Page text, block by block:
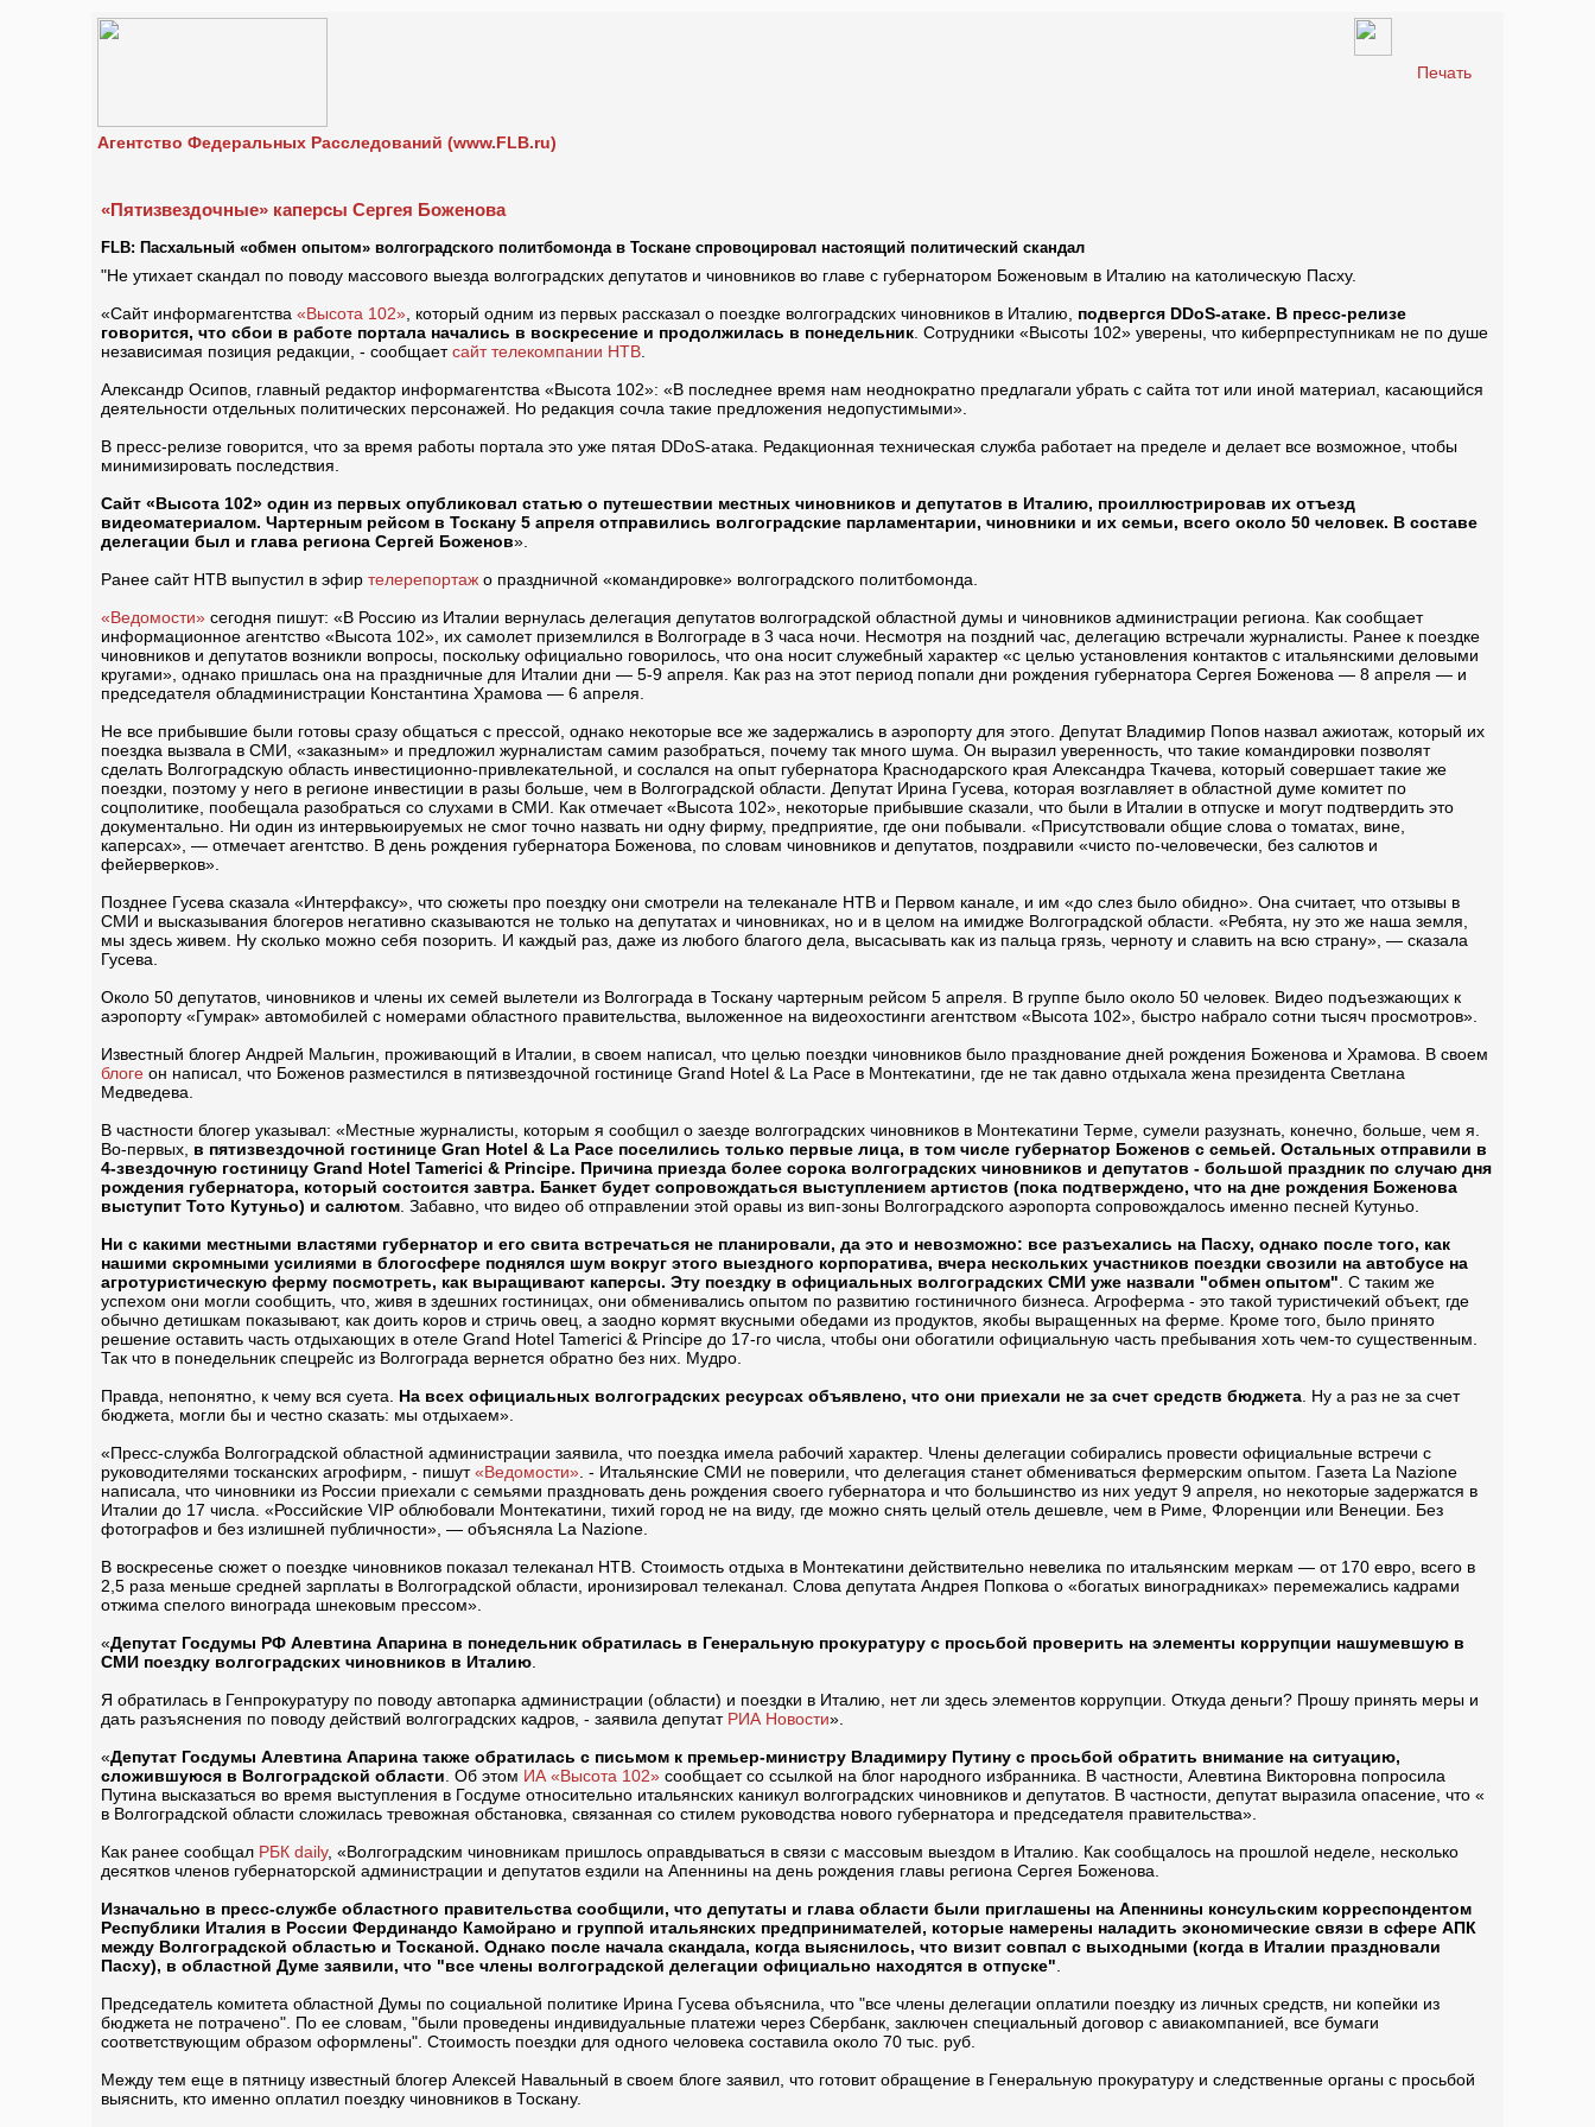
Печать
Агентство Федеральных Расследований (www.FLB.ru)
«Пятизвездочные» каперсы Сергея Боженова
FLB: Пасхальный «обмен опытом» волгоградского политбомонда в Тоскане спровоцировал настоящий политический скандал
"Не утихает скандал по поводу массового выезда волгоградских депутатов и чиновников во главе с губернатором Боженовым в Италию на католическую Пасху.
«Сайт информагентства «Высота 102» , который одним из первых рассказал о поездке волгоградских чиновников в Италию, подвергся DDoS-атаке. В пресс-релизе
говорится, что сбои в работе портала начались в воскресение и продолжилась в понедельник . Сотрудники «Высоты 102» уверены, что киберпреступникам не по душе
независимая позиция редакции, - сообщаетсайт телекомпании НТВ
Александр Осипов, главный редактор информагентства «Высота 102»: «В последнее время нам неоднократно предлагали убрать с сайта тот или иной материал, касающийся
деятельности отдельных политических персонажей. Но редакция сочла такие предложения недопустимыми».
В пресс-релизе говорится, что за время работы портала это уже пятая DDoS-атака. Редакционная техническая служба работает на пределе и делает все возможное, чтобы
минимизировать последствия.
Сайт «Высота 102» один из первых опубликовал статью о путешествии местных чиновников и депутатов в Италию, проиллюстрировав их отъезд
видеоматериалом. Чартерным рейсом в Тоскану 5 апреля отправились волгоградские парламентарии, чиновники и их семьи, всего около 50 человек. В составе
делегации был и глава региона Сергей Боженов».
Ранее сайт НТВ выпустил в эфир телерепортаж о праздничной «командировке» волгоградского политбомонда.
«Ведомости» сегодня пишут: «В Россию из Италии вернулась делегация депутатов волгоградской областной думы и чиновников администрации региона. Как сообщает
информационное агентство «Высота 102», их самолет приземлился в Волгограде в 3 часа ночи. Несмотря на поздний час, делегацию встречали журналисты. Ранее к поездке
чиновников и депутатов возникли вопросы, поскольку официально говорилось, что она носит служебный характер «с целью установления контактов с итальянскими деловыми
кругами», однако пришлась она на праздничные для Италии дни — 5-9 апреля. Как раз на этот период попали дни рождения губернатора Сергея Боженова — 8 апреля — и
председателя обладминистрации Константина Храмова — 6 апреля.
Не все прибывшие были готовы сразу общаться с прессой, однако некоторые все же задержались в аэропорту для этого. Депутат Владимир Попов назвал ажиотаж, который их
поездка вызвала в СМИ, «заказным» и предложил журналистам самим разобраться, почему так много шума. Он выразил уверенность, что такие командировки позволят
сделать Волгоградскую область инвестиционно-привлекательной, и сослался на опыт губернатора Краснодарского края Александра Ткачева, который совершает такие же
поездки, поэтому у него в регионе инвестиции в разы больше, чем в Волгоградской области. Депутат Ирина Гусева, которая возглавляет в областной думе комитет по
соцполитике, пообещала разобраться со слухами в СМИ. Как отмечает «Высота 102», некоторые прибывшие сказали, что были в Италии в отпуске и могут подтвердить это
документально. Ни один из интервьюируемых не смог точно назвать ни одну фирму, предприятие, где они побывали. «Присутствовали общие слова о томатах, вине,
каперсах», — отмечает агентство. В день рождения губернатора Боженова, по словам чиновников и депутатов, поздравили «чисто по-человечески, без салютов и
фейерверков».
Позднее Гусева сказала «Интерфаксу», что сюжеты про поездку они смотрели на телеканале НТВ и Первом канале, и им «до слез было обидно». Она считает, что отзывы в
СМИ и высказывания блогеров негативно сказываются не только на депутатах и чиновниках, но и в целом на имидже Волгоградской области. «Ребята, ну это же наша земля,
мы здесь живем. Ну сколько можно себя позорить. И каждый раз, даже из любого благого дела, высасывать как из пальца грязь, черноту и славить на всю страну», — сказала
Гусева.
Около 50 депутатов, чиновников и члены их семей вылетели из Волгограда в Тоскану чартерным рейсом 5 апреля. В группе было около 50 человек. Видео подъезжающих к
аэропорту «Гумрак» автомобилей с номерами областного правительства, выложенное на видеохостинги агентством «Высота 102», быстро набрало сотни тысяч просмотров».
Известный блогер Андрей Мальгин, проживающий в Италии, в своем написал, что целью поездки чиновников было празднование дней рождения Боженова и Храмова. В своем
блоге он написал, что Боженов разместился в пятизвездочной гостинице Grand Hotel & La Pace в Монтекатини, где не так давно отдыхала жена президента Светлана
Медведева.
В частности блогер указывал: «Местные журналисты, которым я сообщил о заезде волгоградских чиновников в Монтекатини Терме, сумели разузнать, конечно, больше, чем я.
Во-первых, в пятизвездочной гостинице Gran Hotel & La Pace поселились только первые лица, в том числе губернатор Боженов с семьей. Остальных отправили в
4-звездочную гостиницу Grand Hotel Tamerici & Principe. Причина приезда более сорока волгоградских чиновников и депутатов - большой праздник по случаю дня
рождения губернатора, который состоится завтра. Банкет будет сопровождаться выступлением артистов (пока подтверждено, что на дне рождения Боженова
выступит Тото Кутуньо) и салютом . Забавно, что видео об отправлении этой оравы из вип-зоны Волгоградского аэропорта сопровождалось именно песней Кутуньо.
Ни с какими местными властями губернатор и его свита встречаться не планировали, да это и невозможно: все разъехались на Пасху, однако после того, как
нашими скромными усилиями в блогосфере поднялся шум вокруг этого выездного корпоратива, вчера нескольких участников поездки свозили на автобусе на
агротуристическую ферму посмотреть, как выращивают каперсы. Эту поездку в официальных волгоградских СМИ уже назвали "обмен опытом" . С таким же
успехом они могли сообщить, что, живя в здешних гостиницах, они обменивались опытом по развитию гостиничного бизнеса. Агроферма - это такой туристичекий объект, где
обычно детишкам показывают, как доить коров и стричь овец, а заодно кормят вкусными обедами из продуктов, якобы выращенных на ферме. Кроме того, было принято
решение оставить часть отдыхающих в отеле Grand Hotel Tamerici & Principe до 17-го числа, чтобы они обогатили официальную часть пребывания хоть чем-то существенным.
Так что в понедельник спецрейс из Волгограда вернется обратно без них. Мудро.
Правда, непонятно, к чему вся суета. На всех официальных волгоградских ресурсах объявлено, что они приехали не за счет средств бюджета . Ну а раз не за счет
бюджета, могли бы и честно сказать: мы отдыхаем».
«Пресс-служба Волгоградской областной администрации заявила, что поездка имела рабочий характер. Члены делегации собирались провести официальные встречи с
руководителями тосканских агрофирм, - пишут«Ведомости» . - Итальянские СМИ не поверили, что делегация станет обмениваться фермерским опытом. Газета La Nazione
написала, что чиновники из России приехали с семьями праздновать день рождения своего губернатора и что большинство из них уедут 9 апреля, но некоторые задержатся в
Италии до 17 числа. «Российские VIP облюбовали Монтекатини, тихий город не на виду, где можно снять целый отель дешевле, чем в Риме, Флоренции или Венеции. Без
фотографов и без излишней публичности», — объясняла La Nazione.
В воскресенье сюжет о поездке чиновников показал телеканал НТВ. Стоимость отдыха в Монтекатини действительно невелика по итальянским меркам — от 170 евро, всего в
2,5 раза меньше средней зарплаты в Волгоградской области, иронизировал телеканал. Слова депутата Андрея Попкова о «богатых виноградниках» перемежались кадрами
отжима спелого винограда шнековым прессом».
«Депутат Госдумы РФ Алевтина Апарина в понедельник обратилась в Генеральную прокуратуру с просьбой проверить на элементы коррупции нашумевшую в
СМИ поездку волгоградских чиновников в Италию
Я обратилась в Генпрокуратуру по поводу автопарка администрации (области) и поездки в Италию, нет ли здесь элементов коррупции. Откуда деньги? Прошу принять меры и
дать разъяснения по поводу действий волгоградских кадров, - заявила депутат РИА Новости».
«Депутат Госдумы Алевтина Апарина также обратилась с письмом к премьер-министру Владимиру Путину с просьбой обратить внимание на ситуацию,
сложившуюся в Волгоградской области . Об этом ИА «Высота 102» сообщает со ссылкой на блог народного избранника. В частности, Алевтина Викторовна попросила
Путина высказаться во время выступления в Госдуме относительно итальянских каникул волгоградских чиновников и депутатов. В частности, депутат выразила опасение, что «
в Волгоградской области сложилась тревожная обстановка, связанная со стилем руководства нового губернатора и председателя правительства».
Как ранее сообщал РБК daily, «Волгоградским чиновникам пришлось оправдываться в связи с массовым выездом в Италию. Как сообщалось на прошлой неделе, несколько
десятков членов губернаторской администрации и депутатов ездили на Апеннины на день рождения главы региона Сергея Боженова.
Изначально в пресс-службе областного правительства сообщили, что депутаты и глава области были приглашены на Апеннины консульским корреспондентом
Республики Италия в России Фердинандо Камойрано и группой итальянских предпринимателей, которые намерены наладить экономические связи в сфере АПК
между Волгоградской областью и Тосканой. Однако после начала скандала, когда выяснилось, что визит совпал с выходными (когда в Италии праздновали
Пасху), в областной Думе заявили, что "все члены волгоградской делегации официально находятся в отпуске"
Председатель комитета областной Думы по социальной политике Ирина Гусева объяснила, что "все члены делегации оплатили поездку из личных средств, ни копейки из
бюджета не потрачено". По ее словам, "были проведены индивидуальные платежи через Сбербанк, заключен специальный договор с авиакомпанией, все бумаги
соответствующим образом оформлены". Стоимость поездки для одного человека составила около 70 тыс. руб.
Между тем еще в пятницу известный блогер Алексей Навальный в своем блоге заявил, что готовит обращение в Генеральную прокуратуру и следственные органы с просьбой
выяснить, кто именно оплатил поездку чиновников в Тоскану.